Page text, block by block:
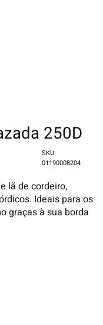
250D
SKU:
01190008204
lã de cordeiro,
Ideais para os
graças à sua borda